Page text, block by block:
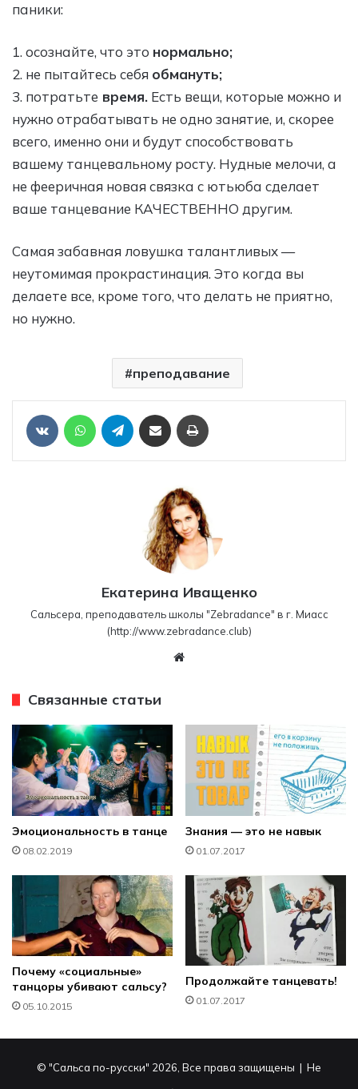
паники:
1. осознайте, что это нормально;
2. не пытайтесь себя обмануть;
3. потратьте время. Есть вещи, которые можно и
нужно отрабатывать не одно занятие, и, скорее
всего, именно они и будут способствовать
вашему танцевальному росту. Нудные мелочи, а
не фееричная новая связка с ютьюба сделает
ваше танцевание КАЧЕСТВЕННО другим.
Самая забавная ловушка талантливых —
неутомимая прокрастинация. Это когда вы
делаете все, кроме того, что делать не приятно,
но нужно.
преподавание
VKontakte WhatsApp Telegram
Екатерина Иващенко
Сальсера, преподаватель школы "Zebradance" в г. Миасс
(http://www.zebradance.club)
Связанные статьи
Эмоциональность в танце
08.02.2019
Знания — это не навык
01.07.2017
Почему «социальные»
танцоры убивают сальсу?
05.10.2015
Продолжайте танцевать!
01.07.2017
© "Сальса по-русски" 2026, Все права защищены | Не